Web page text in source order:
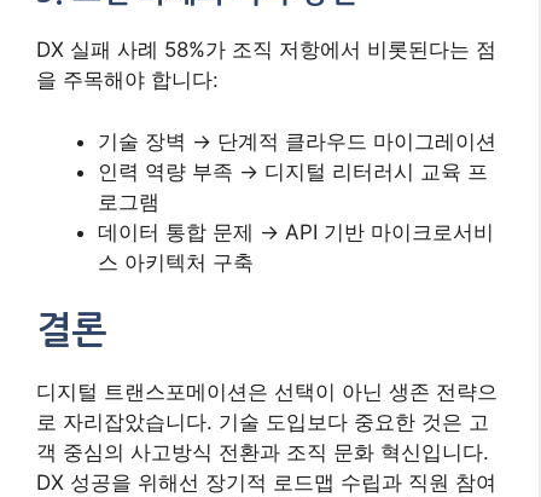
DX 실패 사례 58%가 조직 저항에서 비롯된다는 점
을 주목해야 합니다:
기술 장벽 → 단계적 클라우드 마이그레이션
인력 역량 부족 → 디지털 리터러시 교육 프
로그램
데이터 통합 문제 → API 기반 마이크로서비
스 아키텍처 구축
결론
디지털 트랜스포메이션은 선택이 아닌 생존 전략으
로 자리잡았습니다. 기술 도입보다 중요한 것은 고
객 중심의 사고방식 전환과 조직 문화 혁신입니다.
DX 성공을 위해선 장기적 로드맵 수립과 직원 참여